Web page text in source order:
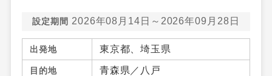
設定期間 2026年08月14日～2026年09月28日
出発地 東京都、埼玉県
目的地 青森県／八戸